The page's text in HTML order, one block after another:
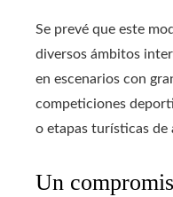
Se prevé que este
diversos ámbitos
en escenarios con
competiciones
o etapas turísticas de
Un